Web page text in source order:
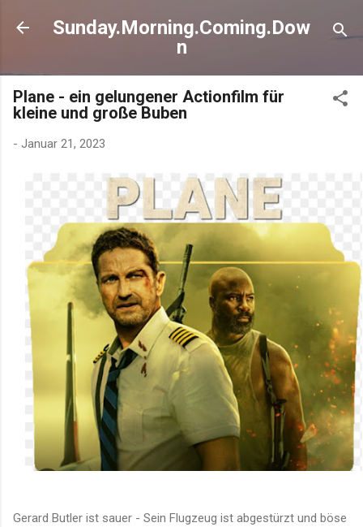
Direkt zum Hauptbereich
Sunday.Morning.Coming.Dow
n
Plane - ein gelungener Actionfilm für
kleine und große Buben
- Januar 21, 2023
Gerard Butler ist sauer - Sein Flugzeug ist abgestürzt und böse